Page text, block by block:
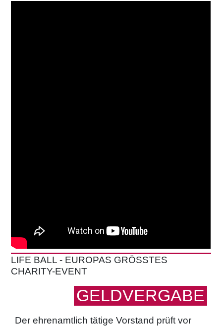
LIFE BALL - EUROPAS GRÖSSTES C
HARITY-EVENT
GELDVERGABE
Der ehrenamtlich tätige Vorstand prüft vor